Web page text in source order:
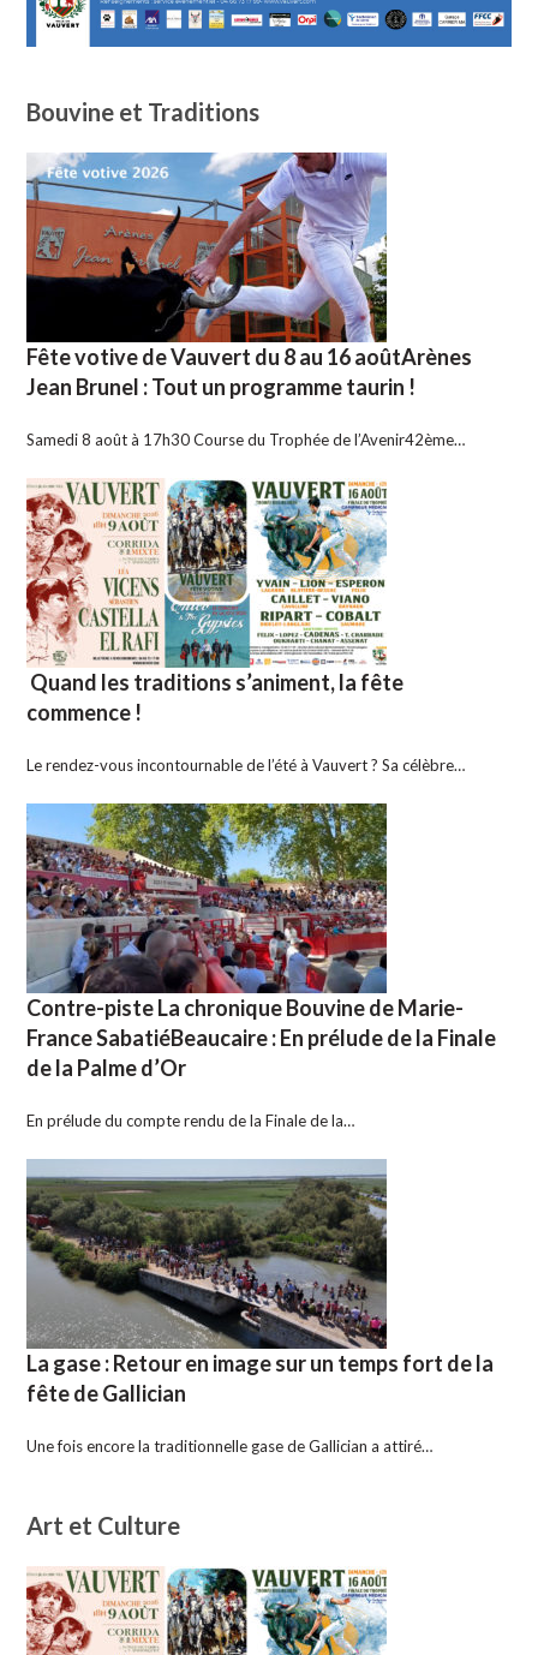
Bouvine et Traditions
Fête votive de Vauvert du 8 au 16 aoûtArènes
Jean Brunel : Tout un programme taurin !
Samedi 8 août à 17h30 Course du Trophée de l’Avenir42ème…
Quand les traditions s’animent, la fête
commence !
Le rendez-vous incontournable de l’été à Vauvert ? Sa célèbre…
Contre-piste La chronique Bouvine de Marie-
France SabatiéBeaucaire : En prélude de la Finale
de la Palme d’Or
En prélude du compte rendu de la Finale de la…
La gase : Retour en image sur un temps fort de la
fête de Gallician
Une fois encore la traditionnelle gase de Gallician a attiré…
Art et Culture